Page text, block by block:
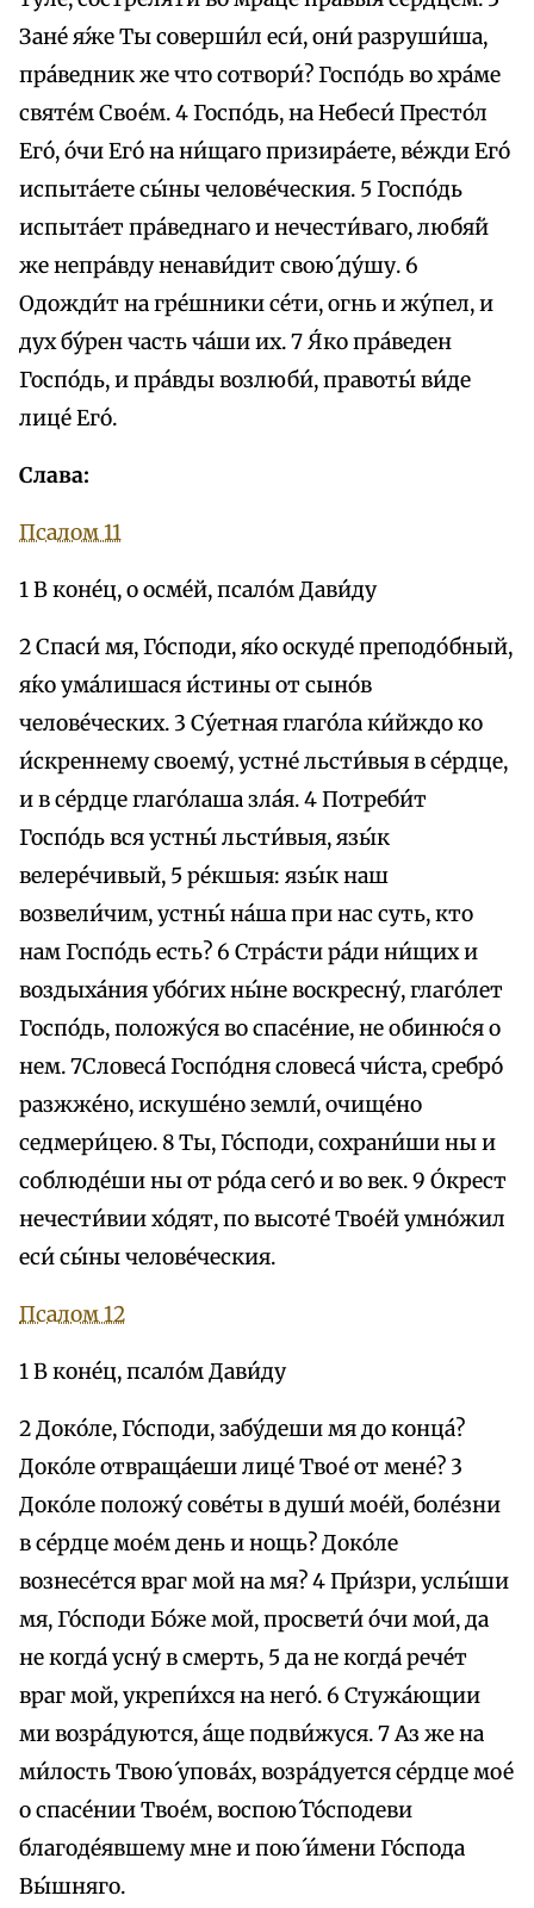
Зане́ я́же Ты соверши́л eси́, oни́ разруши́ша,
пра́ведник же что сотвори́? Госпо́дь во хра́ме
святе́м Свое́м. 4 Госпо́дь, на Небеси́ Престо́л
Его́, óчи Его́ на ни́щаго призира́ете, ве́жди Его́
испыта́ете сы́ны челове́чeския. 5 Госпо́дь
испыта́ет пра́веднаго и нечести́ваго, любя́й
же непра́вду ненави́дит свою́ ду́шу. 6
Одожди́т на гре́шники се́ти, oгнь и жу́пел, и
дух бу́рен часть ча́ши их. 7 Я́ко пра́веден
Госпо́дь, и пра́вды возлюби́, правоты́ ви́де
лице́ Его́.
Слава:
Псалом 11
1 В коне́ц, о осме́й, псало́м Дави́ду
2 Спаси́ мя, Го́споди, я́ко оскуде́ преподо́бный,
я́ко ума́лишася и́стины от сыно́в
челове́ческих. 3 Су́eтная глаго́ла ки́йждо ко
и́скреннему своему́, устне́ льсти́выя в се́рдце,
и в се́рдце глаго́лаша зла́я. 4 Потреби́т
Госпо́дь вся устны́ льсти́выя, язы́к
велере́чивый, 5 ре́кшыя: язы́к наш
возвели́чим, устны́ на́ша при нас суть, кто
нам Госпо́дь eсть? 6 Стра́сти ра́ди ни́щих и
воздыха́ния убо́гих ны́не воскресну́, глаго́лет
Госпо́дь, положу́ся во спасе́ние, не обиню́ся о
нем. 7Словеса́ Госпо́дня словеса́ чи́ста, сребро́
разжже́но, искуше́но земли́, очище́но
седмери́цею. 8 Ты, Го́споди, сохрани́ши ны и
соблюде́ши ны от ро́да сего́ и во век. 9 О́крест
нечести́вии хо́дят, по высоте́ Твое́й умно́жил
eси́ сы́ны челове́чeския.
Псалом 12
1 В коне́ц, псало́м Дави́ду
2 Доко́ле, Го́споди, забу́деши мя до конца́?
Доко́ле отвраща́еши лице́ Твое́ от менé? 3
Доко́ле положу́ сове́ты в души́ мое́й, боле́зни
в се́рдце мое́м день и нощь? Доко́ле
вознесе́тся враг мой на мя? 4 При́зри, услы́ши
мя, Го́споди Бо́же мой, просвети́ óчи мои́, да
не когда́ усну́ в смерть, 5 да не когда́ рече́т
враг мой, укрепи́хся на него́. 6 Стужа́ющии
ми возра́дуются, а́ще подви́жуся. 7 Аз же на
ми́лость Твою́ упова́х, возра́дуется се́рдце мое́
о спасе́нии Твое́м, воспою́ Го́сподеви
благоде́явшему мне и пою́ и́мени Го́спода
Вы́шняго.